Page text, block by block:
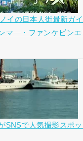
イの日本人街最新ガイ
マ―・ファンケビンエ
SNSで人気撮影スポッ